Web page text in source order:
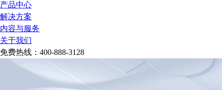
产品中心
解决方案
内容与服务
关于我们
免费热线： 400-888-3128